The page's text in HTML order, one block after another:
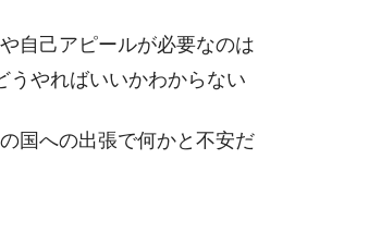
自己アピールが必要なのは
うやればいいかわからない
国への出張で何かと不安だ